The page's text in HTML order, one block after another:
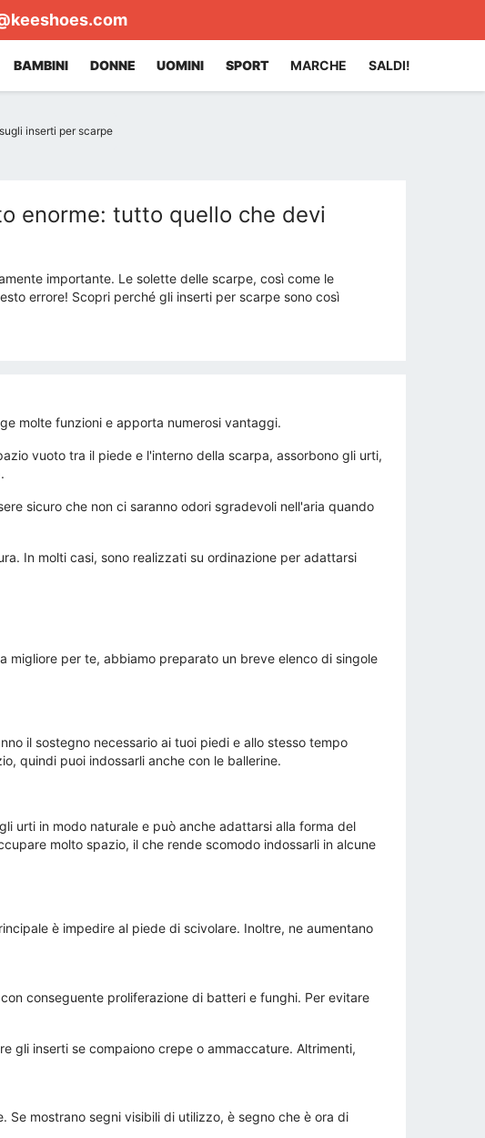
BAMBINI DONNE UOMINI SPORT MARCHE SALDI!
inserti per scarpe
enorme: tutto quello che devi
importante. Le solette delle scarpe, così come le
errore! Scopri perché gli inserti per scarpe sono così
molte funzioni e apporta numerosi vantaggi.
vuoto tra il piede e l'interno della scarpa, assorbono gli urti,
sicuro che non ci saranno odori sgradevoli nell'aria quando
In molti casi, sono realizzati su ordinazione per adattarsi
migliore per te, abbiamo preparato un breve elenco di singole
il sostegno necessario ai tuoi piedi e allo stesso tempo
quindi puoi indossarli anche con le ballerine.
urti in modo naturale e può anche adattarsi alla forma del
molto spazio, il che rende scomodo indossarli in alcune
è impedire al piede di scivolare. Inoltre, ne aumentano
conseguente proliferazione di batteri e funghi. Per evitare
gli inserti se compaiono crepe o ammaccature. Altrimenti,
mostrano segni visibili di utilizzo, è segno che è ora di